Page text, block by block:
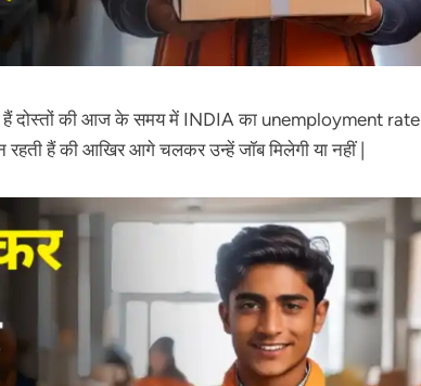
दोस्तों की आज के समय में INDIA का unemployment rate
रहती हैं की आखिर आगे चलकर उन्हें जॉब मिलेगी या नहीं |